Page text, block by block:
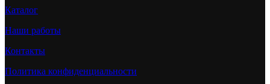
Каталог
Наши работы
Контакты
Политика конфиденциальности